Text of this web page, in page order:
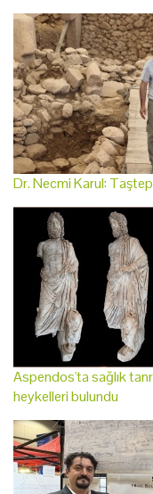
Dr. Necmi Karul:
Aspendos'ta sağlık
heykelleri bulundu